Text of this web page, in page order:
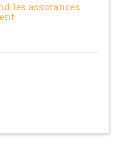
les assurances